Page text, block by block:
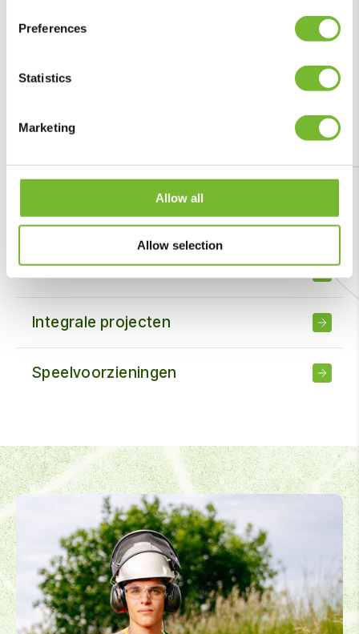
Preferences
Statistics
Marketing
Allow all
Allow selection
Groenaanleg
Boombeheer en -onderhoud
Exotenbestrijding
Gladheidsbestrijding
Sportveldonderhoud
Geluidsschermen
Integrale projecten
Speelvoorzieningen